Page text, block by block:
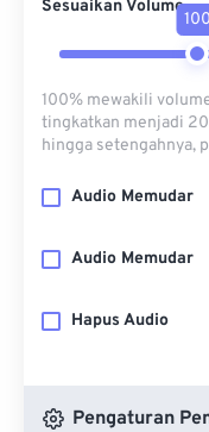
Sesuaikan Volume
100
100% mewakili
tingkatkan menjadi
hingga setengahnya,
Audio Memudar
Audio Memudar
Hapus Audio
Pengaturan